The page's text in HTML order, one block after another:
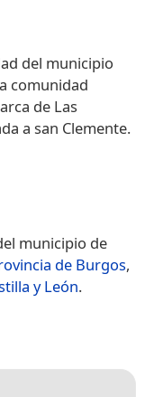
del municipio
comunidad
de Las
a san Clemente.​
municipio de
de Burgos,
y León.